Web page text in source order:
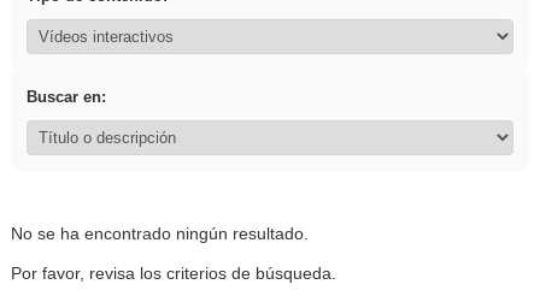
Buscar en:
No se ha encontrado ningún resultado.
Por favor, revisa los criterios de búsqueda.